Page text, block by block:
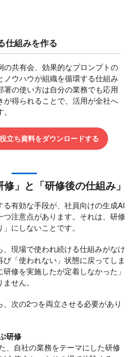
仕組みを作る
の共有会、効果的なプロンプトの
ノウハウが組織を循環する仕組み
署の使い方は自分の業務でも応用
が得られることで、活用が全社へ
立ち資料をダウンロードする
」と「研修後の仕組み」
る有効な手段が、社員向けの生成AI
注意点があります。それは、研修
にしないことです。
現場で使われ続ける仕組みがなけ
「使われない」状態に戻ってしま
修を実施したが定着しなかった」
せん。
次の2つを両立させる必要があり
研修
、自社の業務をテーマにした研修